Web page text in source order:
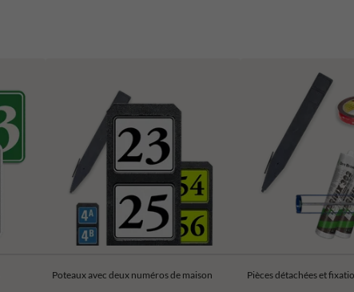
Poteaux avec deux numéros de maison Pièces détachées et